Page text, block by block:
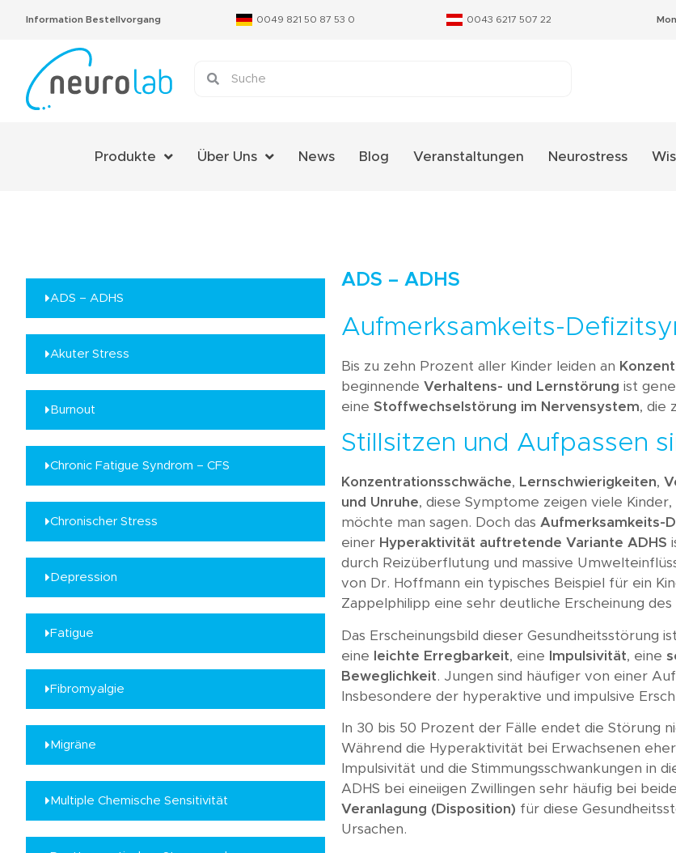
Information Bestellvorgang 0049 821 50 87 53 0 0043 6217 507 22
Produkte Über Uns
Expertenmeinungen
News Blog Veranstaltungen Neurostress
ADS – ADHS
Akuter Stress
Burnout
Chronic Fatigue Syndrom – CFS
Chronischer Stress
Depression
Fatigue
Fibromyalgie
Migräne
Multiple Chemische Sensitivität
ADS – ADHS
Aufmerksamkeits-
Bis zu zehn Prozent aller Kinder leiden an
beginnendeVerhaltens- und Lernstörung ist
eineStoffwechselstörung im Nervensystem, die
Stillsitzen und Aufpassen
Konzentrationsschwäche, Lernschwierigkeiten,
und Unruhe, diese Symptome zeigen viele
möchte man sagen. Doch das Aufmerksamkeits-
einer Hyperaktivität auftretende Variante ADHS
durch Reizüberflutung und massive
von Dr. Hoffmann ein typisches Beispiel für ein
Zappelphilipp eine sehr deutliche Erscheinung
Das Erscheinungsbild dieser Gesundheitsstörung
eine
leichte Erregbarkeit, eine Impulsivität, eine
Beweglichkeit. Jungen sind häufiger von einer
Insbesondere der hyperaktive und impulsive
In 30 bis 50 Prozent der Fälle endet die Störung
Während die Hyperaktivität bei Erwachsenen
Impulsivität und die Stimmungsschwankungen in
ADHS bei eineiigen Zwillingen sehr häufig bei
Veranlagung (Disposition) für diese
Ursachen.